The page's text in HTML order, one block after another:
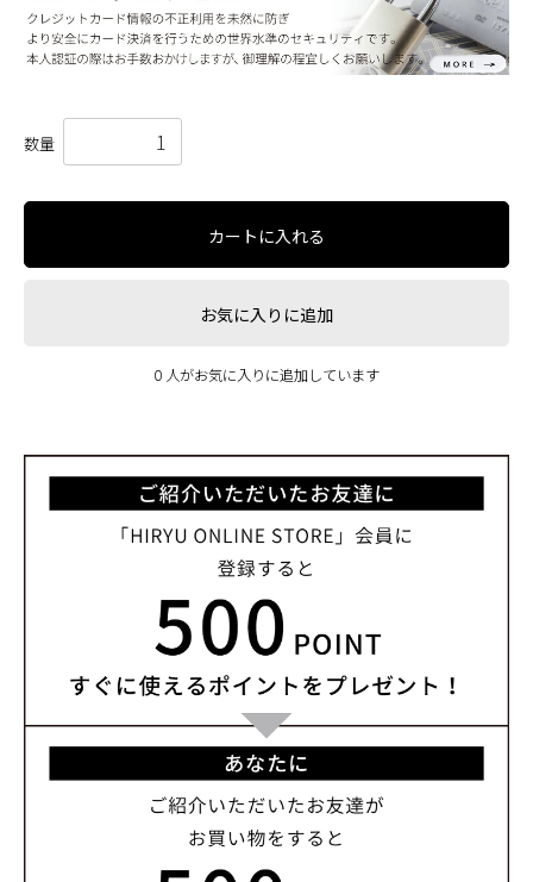
数量
カートに入れる
お気に入りに追加
0 人がお気に入りに追加しています